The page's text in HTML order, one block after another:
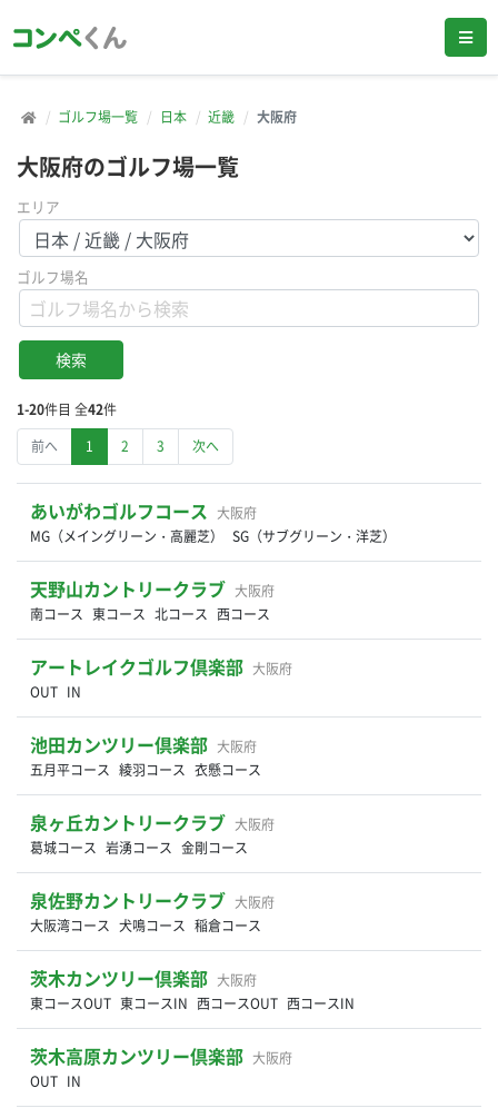
ゴルフ場一覧 日本 近畿 大阪府
大阪府のゴルフ場一覧
エリア
ゴルフ場名
1-20件目 全42件
前へ
1 2 3 次へ
あいがわゴルフコース 大阪府
MG（メイングリーン・高麗芝）
SG（サブグリーン・洋芝）
天野山カントリークラブ 大阪府
南コース 東コース 北コース 西コース
アートレイクゴルフ倶楽部 大阪府
OUT IN
池田カンツリー倶楽部 大阪府
五月平コース 綾羽コース 衣懸コース
泉ヶ丘カントリークラブ 大阪府
葛城コース 岩湧コース 金剛コース
泉佐野カントリークラブ 大阪府
大阪湾コース 犬鳴コース 稲倉コース
茨木カンツリー倶楽部 大阪府
東コースOUT 東コースIN 西コースOUT 西コースIN
茨木高原カンツリー倶楽部 大阪府
OUT IN